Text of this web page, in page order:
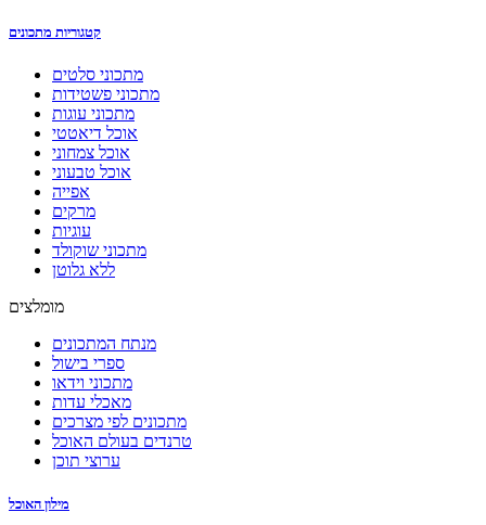
קטגוריות מתכונים
מתכוני סלטים
מתכוני פשטידות
מתכוני עוגות
אוכל דיאטטי
אוכל צמחוני
אוכל טבעוני
אפייה
מרקים
עוגיות
מתכוני שוקולד
ללא גלוטן
מומלצים
מנתח המתכונים
ספרי בישול
מתכוני וידאו
מאכלי עדות
מתכונים לפי מצרכים
טרנדים בעולם האוכל
ערוצי תוכן
מילון האוכל